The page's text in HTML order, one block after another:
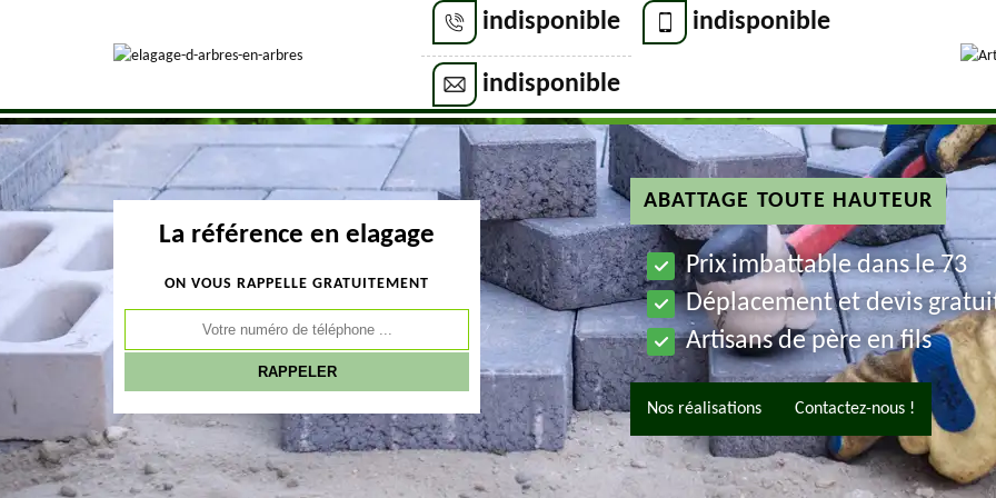
indisponible indisponible
indisponible
La référence en elagage
ON VOUS RAPPELLE GRATUITEMENT
ABATTAGE TOUTE HAUTEUR
Prix imbattable dans le 73
Déplacement et devis
Artisans de père en fils
Nos réalisations Contactez-nous !